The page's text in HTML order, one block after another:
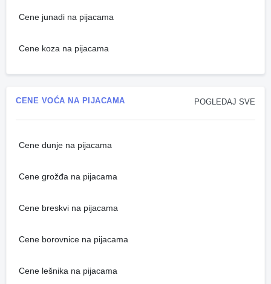
Cene junadi na pijacama
Cene koza na pijacama
POGLEDAJ SVE
CENE VOĆA NA PIJACAMA
Cene dunje na pijacama
Cene grožđa na pijacama
Cene breskvi na pijacama
Cene borovnice na pijacama
Cene lešnika na pijacama